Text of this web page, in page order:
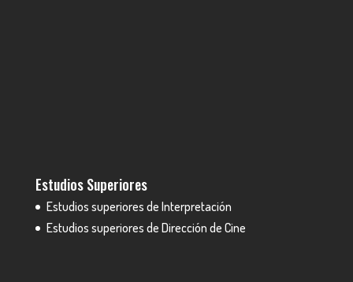
Estudios Superiores
Estudios superiores de Interpretación
Estudios superiores de Dirección de Cine